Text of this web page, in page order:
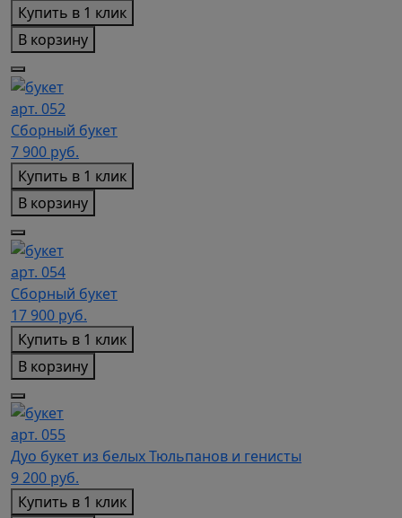
Купить в 1 клик
В корзину
арт. 052
Сборный букет
7 900 руб.
Купить в 1 клик
В корзину
арт. 054
Сборный букет
17 900 руб.
Купить в 1 клик
В корзину
арт. 055
Дуо букет из белых Тюльпанов и генисты
9 200 руб.
Купить в 1 клик